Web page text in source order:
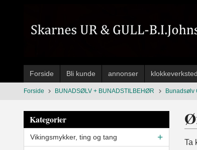
innholdet
Forside Bli kunde annonser
Forside BUNADSØLV + BUNADSTILBEHØR Bunadsølv
Kategorier
Vikingsmykker, ting og tang
Ta